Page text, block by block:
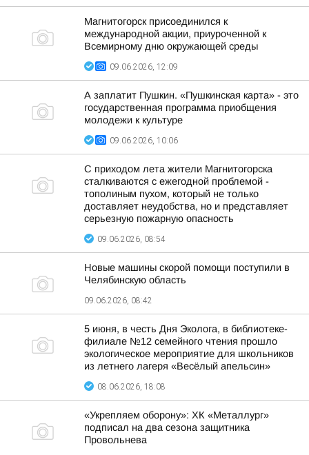
Магнитогорск присоединился к
международной акции, приуроченной к
Всемирному дню окружающей среды
09.06.2026, 12:09
А заплатит Пушкин. «Пушкинская карта» - это
государственная программа приобщения
молодежи к культуре
09.06.2026, 10:06
С приходом лета жители Магнитогорска
сталкиваются с ежегодной проблемой -
тополиным пухом, который не только
доставляет неудобства, но и представляет
серьезную пожарную опасность
09.06.2026, 08:54
Новые машины скорой помощи поступили в
Челябинскую область
09.06.2026, 08:42
5 июня, в честь Дня Эколога, в библиотеке-
филиале №12 семейного чтения прошло
экологическое мероприятие для школьников
из летнего лагеря «Весёлый апельсин»
08.06.2026, 18:08
«Укрепляем оборону»: ХК «Металлург»
подписал на два сезона защитника
Провольнева